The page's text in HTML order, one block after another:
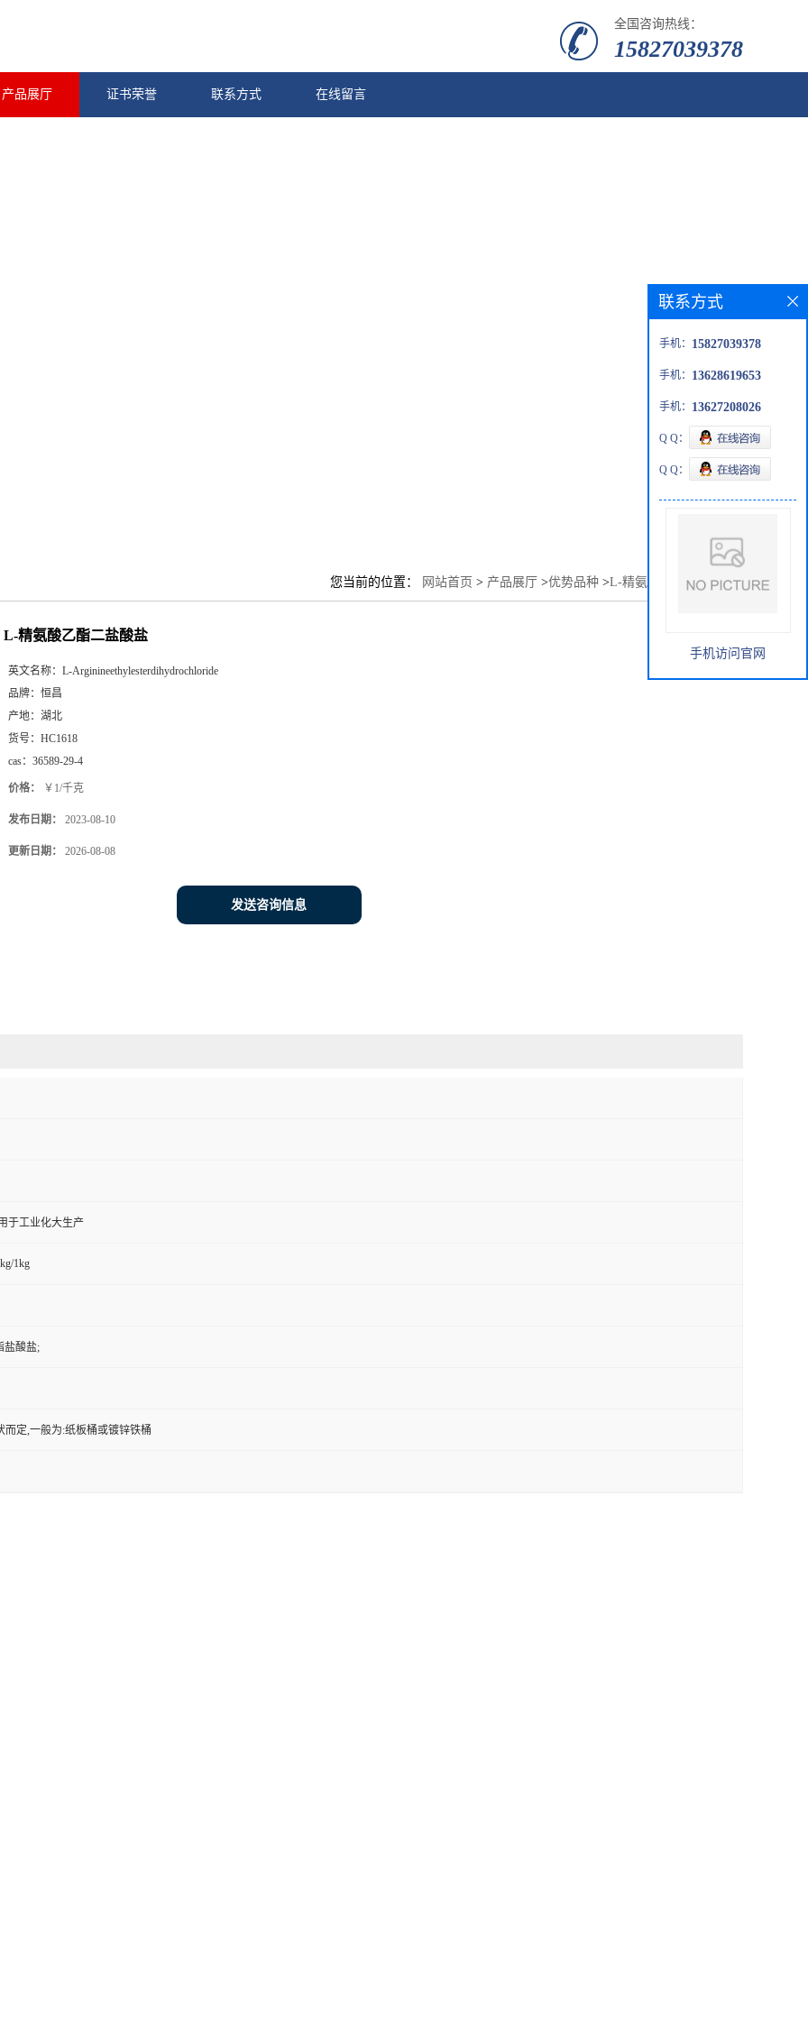
全国咨询热线：
15827039378
产品展厅 证书荣誉 联系方式 在线留言
您当前的位置： 网站首页 > 产品展厅 >优势品种 >L-精氨酸乙酯二盐酸盐
L-精氨酸乙酯二盐酸盐
英文名称： L-Arginineethylesterdihydrochloride
品牌： 恒昌
产地： 湖北
货号： HC1618
cas： 36589-29-4
价格： ￥1/千克
发布日期： 2023-08-10
更新日期： 2026-08-08
发送咨询信息
于工业化大生产
1kg
盐酸盐;
而定,一般为:纸板桶或镀锌铁桶
联系方式
手机： 15827039378
手机： 13628619653
手机： 13627208026
Q Q：
Q Q：
手机访问官网